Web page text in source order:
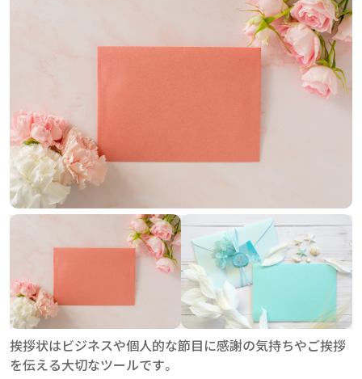
挨拶状はビジネスや個人的な節目に感謝の気持ちやご挨拶
を伝える大切なツールです。